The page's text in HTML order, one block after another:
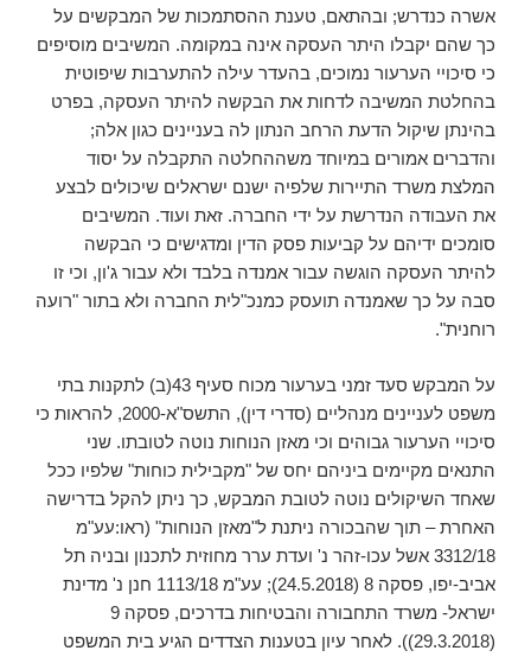
אשרה כנדרש; ובהתאם, טענת ההסתמכות של המבקשים על
כך שהם יקבלו היתר העסקה אינה במקומה. המשיבים מוסיפים
כי סיכויי הערעור נמוכים, בהעדר עילה להתערבות שיפוטית
בהחלטת המשיבה לדחות את הבקשה להיתר העסקה, בפרט
בהינתן שיקול הדעת הרחב הנתון לה בעניינים כגון אלה;
והדברים אמורים במיוחד משההחלטה התקבלה על יסוד
המלצת משרד התיירות שלפיה ישנם ישראלים שיכולים לבצע
את העבודה הנדרשת על ידי החברה. זאת ועוד. המשיבים
סומכים ידיהם על קביעות פסק הדין ומדגישים כי הבקשה
להיתר העסקה הוגשה עבור אמנדה בלבד ולא עבור ג'ון, וכי זו
סבה על כך שאמנדה תועסק כמנכ"לית החברה ולא בתור "רועה
רוחנית".
על המבקש סעד זמני בערעור מכוח סעיף 43(ב) לתקנות בתי
משפט לעניינים מנהליים (סדרי דין), התשס"א-2000, להראות כי
סיכויי הערעור גבוהים וכי מאזן הנוחות נוטה לטובתו. שני
התנאים מקיימים ביניהם יחס של "מקבילית כוחות" שלפיו ככל
שאחד השיקולים נוטה לטובת המבקש, כך ניתן להקל בדרישה
האחרת – תוך שהבכורה ניתנת ל"מאזן הנוחות" (ראו:עע"מ
3312/18 אשל עכו-זהר נ' ועדת ערר מחוזית לתכנון ובניה תל
אביב-יפו, פסקה 8 (24.5.2018); עע"מ 1113/18 ‏חנן נ' מדינת
ישראל- משרד התחבורה והבטיחות בדרכים‏, פסקה 9
(29.3.2018)). לאחר עיון בטענות הצדדים הגיע בית המשפט